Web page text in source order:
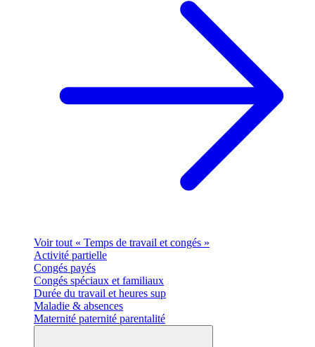
Voir tout « Temps de travail et congés »
Activité partielle
Congés payés
Congés spéciaux et familiaux
Durée du travail et heures sup
Maladie & absences
Maternité paternité parentalité